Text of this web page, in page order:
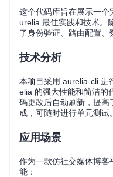
这个代码库旨在展示一个
urelia 最佳实践和技术。
了身份验证、路由配置、
技术分析
本项目采用 aurelia-cli 进
elia 的强大性能和简洁的
码更改后自动刷新，提
成，可随时进行单元测试。
应用场景
作为一款仿社交媒体博
能：